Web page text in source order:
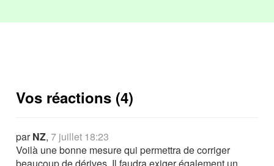
Vos réactions (4)
parNZ,7 juillet 18:23
Voilà une bonne mesure qui permettra de corriger